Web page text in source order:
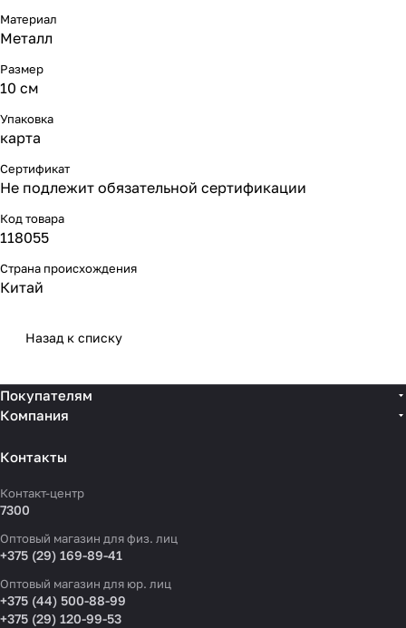
Материал
Металл
Размер
10 см
Упаковка
карта
Сертификат
Не подлежит обязательной сертификации
Код товара
118055
Страна происхождения
Китай
Назад к списку
Покупателям
Компания
Контакты
Контакт-центр
7300
Оптовый магазин для физ. лиц
+375 (29) 169-89-41
Оптовый магазин для юр. лиц
+375 (44) 500-88-99
+375 (29) 120-99-53